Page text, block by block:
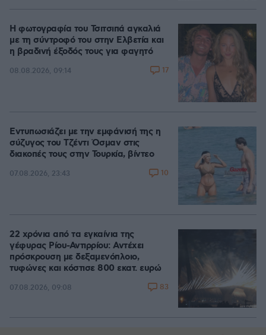
Η φωτογραφία του Τσιτσιπά αγκαλιά
με τη σύντροφό του στην Ελβετία και
η βραδινή έξοδός τους για φαγητό
08.08.2026, 09:14 17
Εντυπωσιάζει με την εμφάνισή της η
σύζυγος του Τζέντι Όσμαν στις
διακοπές τους στην Τουρκία, βίντεο
07.08.2026, 23:43 10
22 χρόνια από τα εγκαίνια της
γέφυρας Ρίου-Αντιρρίου: Αντέχει
πρόσκρουση με δεξαμενόπλοιο,
τυφώνες και κόστισε 800 εκατ. ευρώ
07.08.2026, 09:08 83